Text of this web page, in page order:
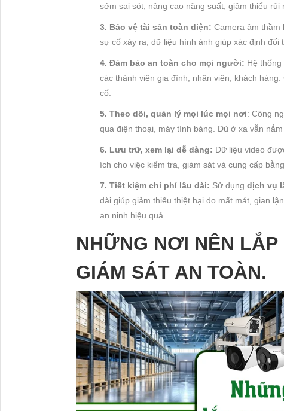
sớm sai sót, nâng cao năng suất, giảm thiểu
3. Bảo vệ tài sản toàn diện: Camera âm thầm
sự cố xảy ra, dữ liệu hình ảnh giúp xác định đối
4. Đảm bảo an toàn cho mọi người: Hệ
các thành viên gia đình, nhân viên, khách
cố.
5. Theo dõi, quản lý mọi lúc mọi nơi: Công
qua điện thoại, máy tính bảng. Dù ở xa vẫn
6. Lưu trữ, xem lại dễ dàng: Dữ liệu video
ích cho việc kiểm tra, giám sát và cung cấp
7. Tiết kiệm chi phí lâu dài: Sử dụng dịch vụ
dài giúp giảm thiểu thiệt hại do mất mát, gian
an ninh hiệu quả.
NHỮNG NƠI NÊN
GIÁM SÁT AN TOÀN.